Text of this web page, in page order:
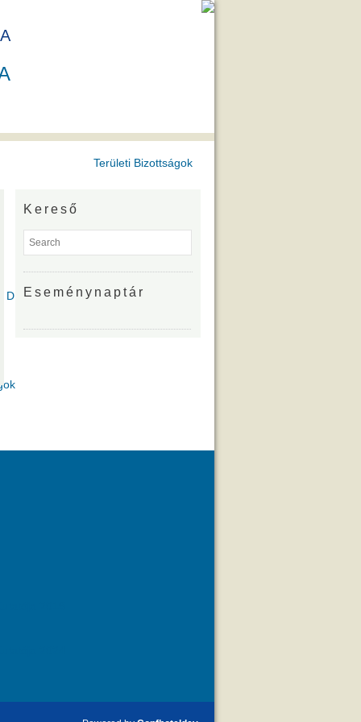
Díjazottjai
Területi Bizottságok
Kereső
Eseménynaptár